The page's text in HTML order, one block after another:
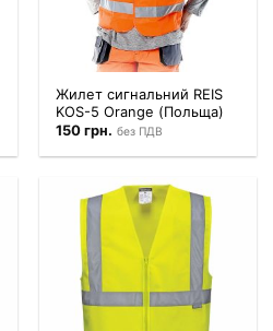
Жилет сигнальний REIS
KOS-5 Orange (Польща)
150грн. без ПДВ